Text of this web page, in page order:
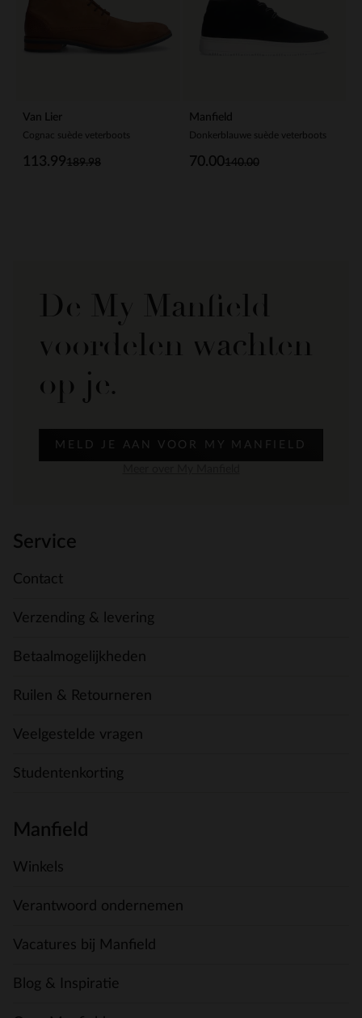
Van Lier
Cognac suède veterboots
189.98
113.99
Manfield
Donkerblauwe suède veterboots
140.00
70.00
De My Manfield
voordelen wachten
op je.
MELD JE AAN VOOR MY MANFIELD
Service
Contact
Verzending & levering
Betaalmogelijkheden
Ruilen & Retourneren
Veelgestelde vragen
Studentenkorting
Manfield
Winkels
Verantwoord ondernemen
Vacatures bij Manfield
Blog & Inspiratie